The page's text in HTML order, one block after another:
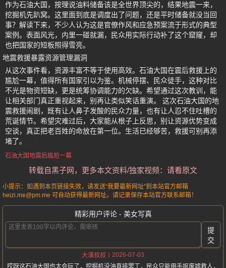
作为石油大国，按理说油料储备该是全世界顶尖的，结果地震一来，
挖掘机先趴窝。这里面到底是调度出了问题，还是平时储备就没当回
事？解读下来，不少人认为这是官僚作风和应急预案流于形式的典型
案例。表面风光，内里一碰就漏，民众用实际行动补了这个窟窿，却
也把国家的短板照得雪亮。
地震救援暴露资源管理漏洞
从这次事件看，资源丰富不等于使用高效。石油大国在震后救援上的
尴尬一幕，值得所有国家引以为鉴。机械停摆、民众徒手，这种对比
不光是物资短缺，更是统筹协调能力的欠缺。希望通过这次教训，能
让相关部门真正重视起来，别再让类似笑话重演。 这次石油大国的地
震救援闹剧，既有让人鼻子发酸的民众力量，也有让人忍不住吐槽的
荒诞情节。希望灾难过后，大家能从根子上反思，别让资源优势变成
空谈，真正把老百姓的命放在第一位。生活已经够苦，救援可别再添
堵了。
石油大国地震后尴尬一幕
转载自黑子网，更多本文资料/独家视频：请看原文
小提示：如遇到本页链接失效，请发送“我要最新网址”到本站官方邮箱
heizi.me@pm.me 可自动获得最新网址。请记录保存本站官方联系邮箱！
精彩用户评论 - 美女写真
提
交
大漠叔叔
2026-07-03
哎呀这石油大国也太会玩了，挖掘机没油直接罢工，民众只能用手抠废墟救人，